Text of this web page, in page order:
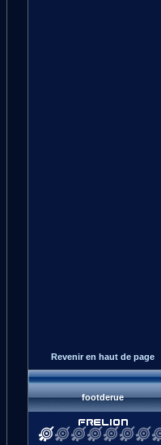
Revenir en haut de page
footderue